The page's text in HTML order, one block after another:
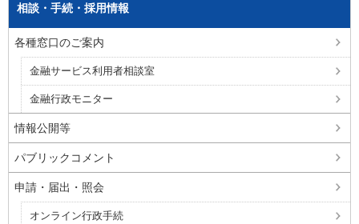
相談・手続・採用情報
各種窓口のご案内
金融サービス利用者相談室
金融行政モニター
情報公開等
パブリックコメント
申請・届出・照会
オンライン行政手続